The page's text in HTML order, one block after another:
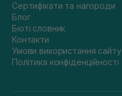
Сертифікати та нагороди
Блог
Бюті словник
Контакти
Умови використання сайту
Політика конфіденційності